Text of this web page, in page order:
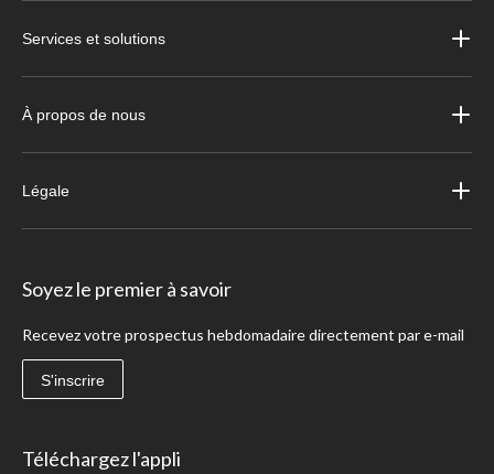
Services et solutions
À propos de nous
Légale
Soyez le premier à savoir
Recevez votre prospectus hebdomadaire directement par e-mail
S'inscrire
Téléchargez l'appli